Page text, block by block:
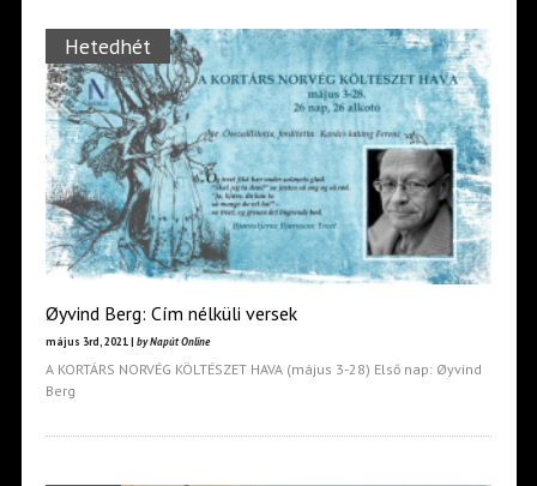
Hetedhét
Øyvind Berg: Cím nélküli versek
május 3rd, 2021 | by Napút Online
A KORTÁRS NORVÉG KÖLTÉSZET HAVA (május 3-28) Első nap: Øyvind
Berg